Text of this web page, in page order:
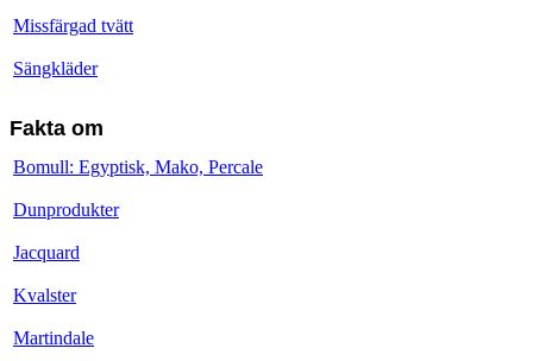
Missfärgad tvätt
Sängkläder
Fakta om
Bomull: Egyptisk, Mako, Percale
Dunprodukter
Jacquard
Kvalster
Martindale